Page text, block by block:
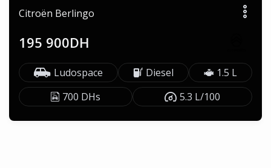
Citroën Berlingo
195 900DH
Ludospace Diesel
1.5 L
700 DHs
5.3 L/100